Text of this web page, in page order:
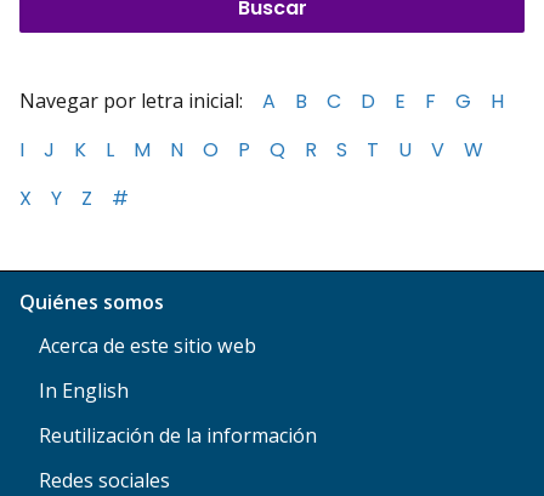
Navegar por letra inicial: A B C D E F G
H
I
J K L M N O P Q R S T U V
W
X
Y Z #
Quiénes somos
Acerca de este sitio web
In English
Reutilización de la información
Redes sociales